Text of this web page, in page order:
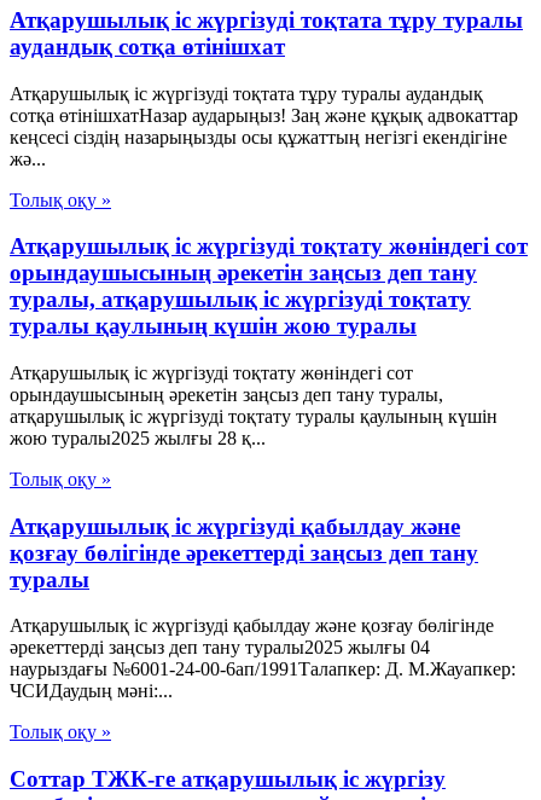
Атқарушылық іс жүргізуді тоқтата тұру туралы
аудандық сотқа өтінішхат
Атқарушылық іс жүргізуді тоқтата тұру туралы аудандық
сотқа өтінішхатНазар аударыңыз! Заң және құқық адвокаттар
кеңсесі сіздің назарыңызды осы құжаттың негізгі екендігіне
жә...
Толық оқу »
Атқарушылық іс жүргізуді тоқтату жөніндегі сот
орындаушысының әрекетін заңсыз деп тану
туралы, атқарушылық іс жүргізуді тоқтату
туралы қаулының күшін жою туралы
Атқарушылық іс жүргізуді тоқтату жөніндегі сот
орындаушысының әрекетін заңсыз деп тану туралы,
атқарушылық іс жүргізуді тоқтату туралы қаулының күшін
жою туралы2025 жылғы 28 қ...
Толық оқу »
Атқарушылық іс жүргізуді қабылдау және
қозғау бөлігінде әрекеттерді заңсыз деп тану
туралы
Атқарушылық іс жүргізуді қабылдау және қозғау бөлігінде
әрекеттерді заңсыз деп тану туралы2025 жылғы 04
наурыздағы №6001-24-00-6ап/1991Талапкер: Д. М.Жауапкер:
ЧСИДаудың мәні:...
Толық оқу »
Соттар ТЖК-ге атқарушылық іс жүргізу